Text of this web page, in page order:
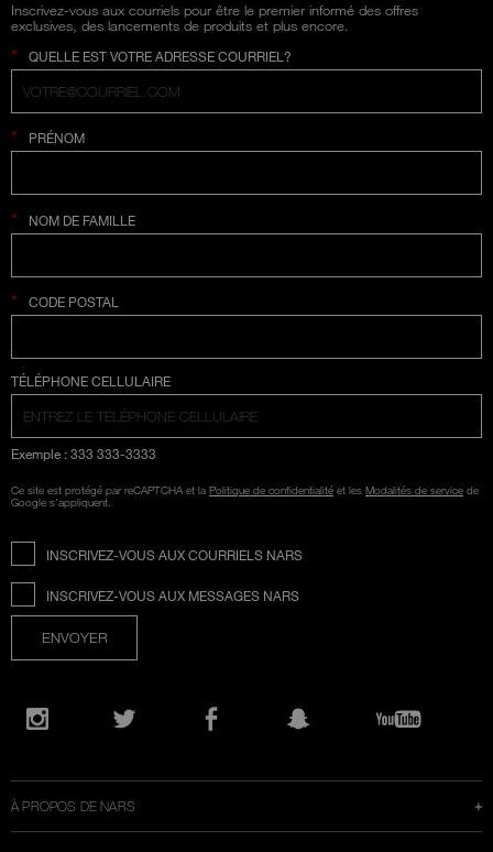
Inscrivez-vous aux courriels pour être le premier informé des offres
exclusives, des lancements de produits et plus encore.
* QUELLE EST VOTRE ADRESSE COURRIEL?
* PRÉNOM
* NOM DE FAMILLE
* CODE POSTAL
SÉLECTION COUNTRY
TÉLÉPHONE CELLULAIRE
Exemple : 333 333-3333
Ce site est protégé par reCAPTCHA et la Politique de confidentialité et les Modalités de service de
Google s'appliquent.
INSCRIVEZ-VOUS AUX COURRIELS NARS
INSCRIVEZ-VOUS AUX MESSAGES NARS
ENVOYER
Ouvre
une
À PROPOS DE NARS